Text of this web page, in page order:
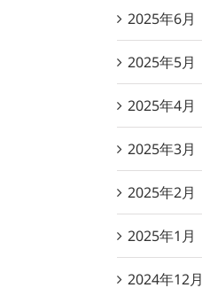
2025年6月
2025年5月
2025年4月
2025年3月
2025年2月
2025年1月
2024年12月